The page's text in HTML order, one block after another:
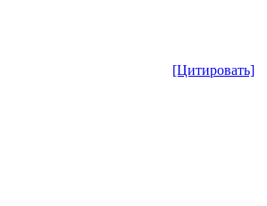
[Цитировать]